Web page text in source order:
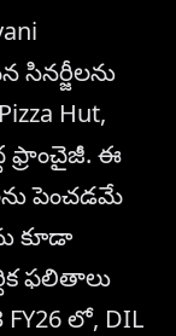
సినర్జీలను
Hut,
ఫ్రాంచైజీ. ఈ
పెంచడమే
కూడా
ఫలితాలు
లో, DIL